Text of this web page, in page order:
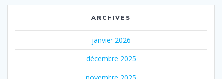
ARCHIVES
janvier 2026
décembre 2025